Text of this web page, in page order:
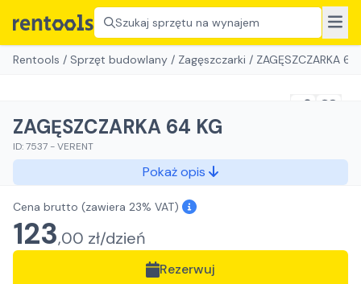
Szukaj sprzętu na wynajem
Rentools / Sprzęt budowlany / Zagęszczarki / ZAGĘSZCZARKA 64
ZAGĘSZCZARKA 64 KG
ID:7537 -VERENT
Pokaż opis
Cena brutto (zawiera 23% VAT)
123,00 zł/dzień
Rezerwuj